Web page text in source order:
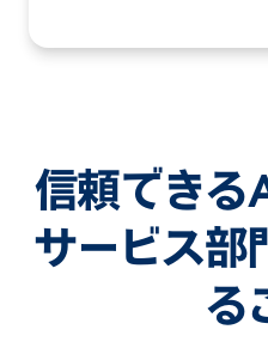
信頼できる
サービス部
る